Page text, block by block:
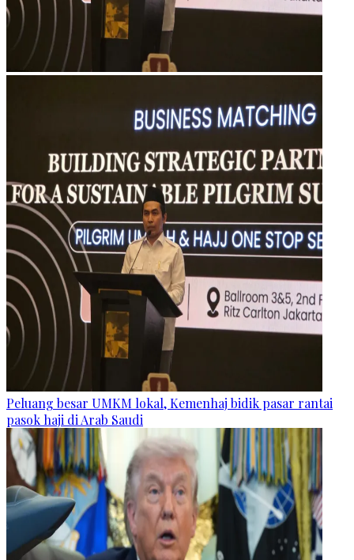
Peluang besar UMKM lokal, Kemenhaj bidik pasar rantai
pasok haji di Arab Saudi